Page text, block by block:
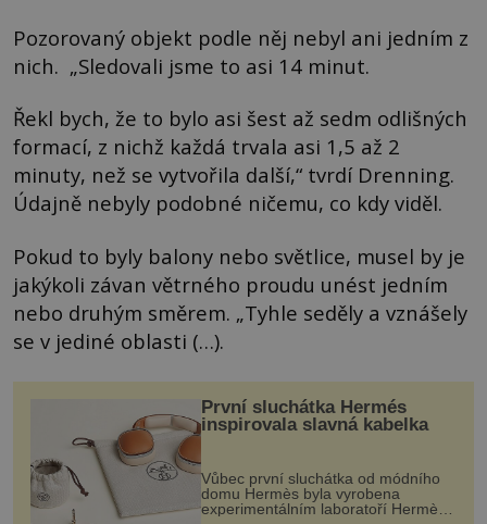
Pozorovaný objekt podle něj nebyl ani jedním z
nich. „Sledovali jsme to asi 14 minut.
Řekl bych, že to bylo asi šest až sedm odlišných
formací, z nichž každá trvala asi 1,5 až 2
minuty, než se vytvořila další,“ tvrdí Drenning.
Údajně nebyly podobné ničemu, co kdy viděl.
Pokud to byly balony nebo světlice, musel by je
jakýkoli závan větrného proudu unést jedním
nebo druhým směrem. „Tyhle seděly a vznášely
se v jediné oblasti (…).
První sluchátka Hermés
inspirovala slavná kabelka
Vůbec první sluchátka od módního
domu Hermès byla vyrobena
experimentálním laboratoří Hermès